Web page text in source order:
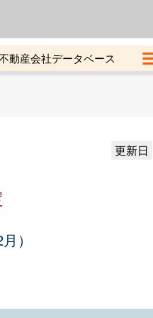
動産会社データベース
更新日
）